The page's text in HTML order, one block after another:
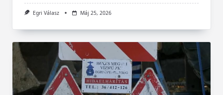
Egri Válasz Máj 25, 2026